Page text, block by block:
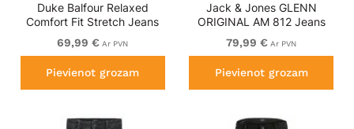
Duke Balfour Relaxed
Comfort Fit Stretch Jeans
With Elasticated Waist
Black
69,99 € Ar PVN
Pievienot grozam
Jack & Jones GLENN
ORIGINAL AM 812 Jeans
Blue Denim
79,99 € Ar PVN
Pievienot grozam